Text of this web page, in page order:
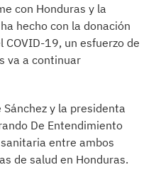
con Honduras y la
hecho con la donación
19, un esfuerzo de
va a continuar
y la presidenta
De Entendimiento
entre ambos
de salud en Honduras.